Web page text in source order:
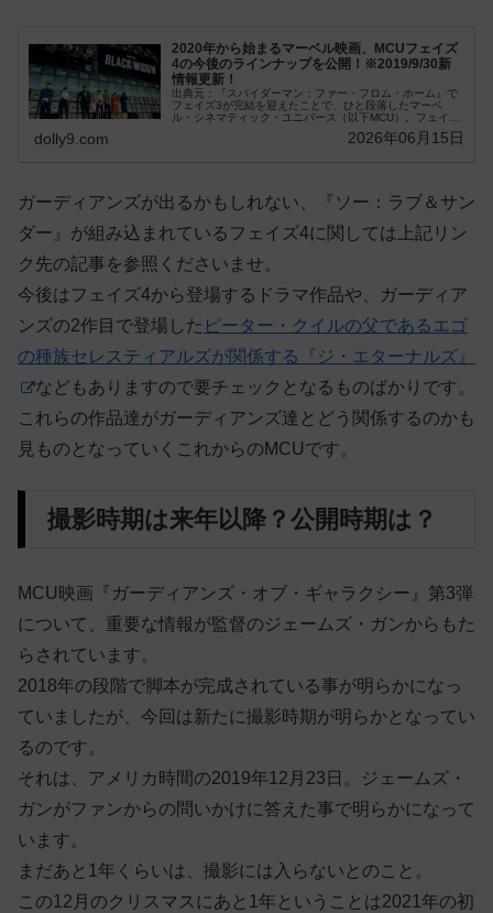
2020年から始まるマーベル映画、MCUフェイズ
4の今後のラインナップを公開！※2019/9/30新
情報更新！
出典元：『スパイダーマン：ファー・フロム・ホーム』で
フェイズ3が完結を迎えたことで、ひと段落したマーベ
ル・シネマティック・ユニバース（以下MCU）。フェイズ
dolly9.com 2026年06月15日
ガーディアンズが出るかもしれない、『ソー：ラブ＆サン
ダー』が組み込まれているフェイズ4に関しては上記リン
ク先の記事を参照くださいませ。
今後はフェイズ4から登場するドラマ作品や、ガーディア
ンズの2作目で登場した ピーター・クイルの父であるエゴ
の種族セレスティアルズが関係する『ジ・エターナルズ』
などもありますので要チェックとなるものばかりです。
これらの作品達がガーディアンズ達とどう関係するのかも
見ものとなっていくこれからのMCUです。
撮影時期は来年以降？公開時期は？
MCU映画『ガーディアンズ・オブ・ギャラクシー』第3弾
について、重要な情報が監督のジェームズ・ガンからもた
らされています。
2018年の段階で脚本が完成されている事が明らかになっ
ていましたが、今回は新たに撮影時期が明らかとなってい
るのです。
それは、アメリカ時間の2019年12月23日。ジェームズ・
ガンがファンからの問いかけに答えた事で明らかになって
います。
まだあと1年くらいは、撮影には入らないとのこと。
この12月のクリスマスにあと1年ということは2021年の初